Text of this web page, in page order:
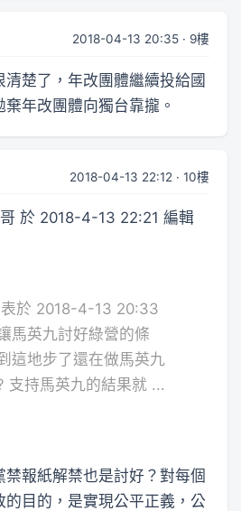
2018-04-13 20:35 · 9樓
楚了，年改團體繼續投給國
年改團體向獨台靠攏。
2018-04-13 22:12 · 10樓
於 2018-4-13 22:21 編輯
於 2018-4-13 20:33
馬英九討好綠營的條
這地步了還在做馬英九
支持馬英九的結果就 ...
報紙解禁也是討好？對每個
的目的，是實現公平正義，公